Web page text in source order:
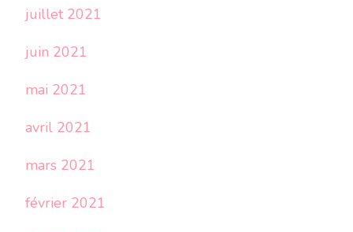
juillet 2021
juin 2021
mai 2021
avril 2021
mars 2021
février 2021